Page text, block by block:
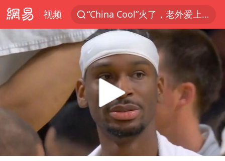
视频
“China Cool”火了，老外爱上中国避暑游
香港宏福苑火灾或由烟头引起
浙江台州《告全体市民书》
伊斯兰版北约来了吗
四川宜宾3.4级地震
网约车司机充电时猝死保险拒赔
陕西柞水泥石流已致2死 仍有1人失联
泰国初中生饮弹自尽前开了26枪
Play
00:00 00:41